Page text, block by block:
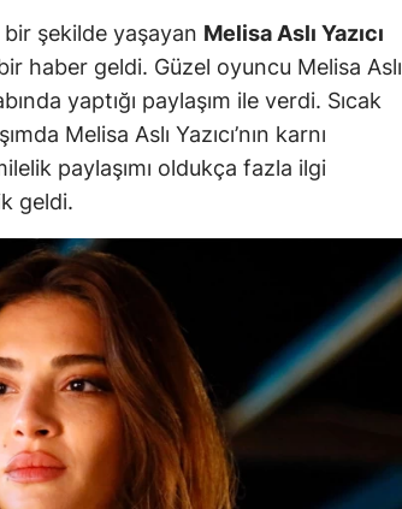
şekilde yaşayan Melisa Aslı Yazıcı
haber geldi. Güzel oyuncu Melisa Aslı
yaptığı paylaşım ile verdi. Sıcak
Melisa Aslı Yazıcı’nın karnı
paylaşımı oldukça fazla ilgi
geldi.